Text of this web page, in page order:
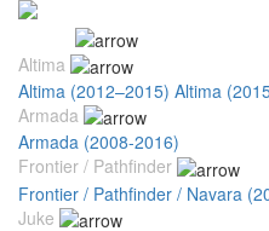
Altima
Altima (2012–2015) Altima
Armada
Armada (2008-2016)
Frontier / Pathfinder
Frontier / Pathfinder / Navara
Juke